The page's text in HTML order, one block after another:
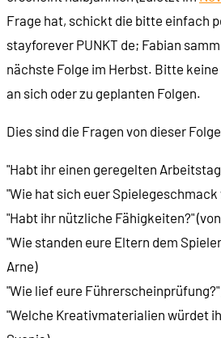
Frage hat, schickt die bitte einfach
stayforever PUNKT de; Fabian
nächste Folge im Herbst. Bitte
an sich oder zu geplanten Folgen.
Dies sind die Fragen von dieser
"Habt ihr einen geregelten
"Wie hat sich euer Spielegeschmack
"Habt ihr nützliche Fähigkeiten?"
"Wie standen eure Eltern dem
Arne)
"Wie lief eure
"Welche Kreativmaterialien würdet